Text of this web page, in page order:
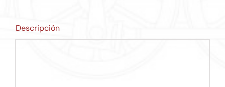
Descripción